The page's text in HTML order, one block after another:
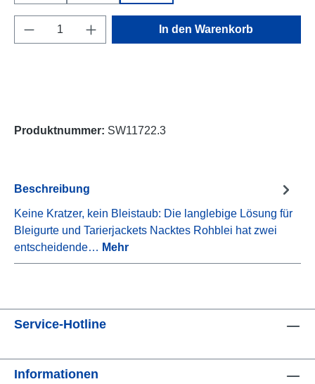
Produkt Anzahl: Gib den gewünschten
In den Warenkorb
Produktnummer: SW11722.3
Beschreibung
Keine Kratzer, kein Bleistaub: Die langlebige Lösung für
Bleigurte und Tarierjackets Nacktes Rohblei hat zwei
entscheidende… Mehr
Service-Hotline
Informationen